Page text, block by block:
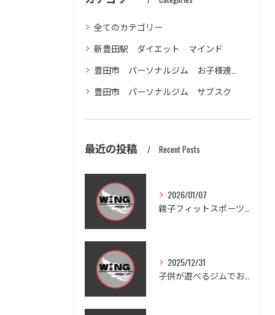
全てのカテゴリー
新豊田駅 ダイエット マインド
豊田市 パーソナルジム お子様連れ ダイエット
豊田市 パーソナルジム サブスク
最近の投稿 Recent Posts
2026/01/07
2025/12/31